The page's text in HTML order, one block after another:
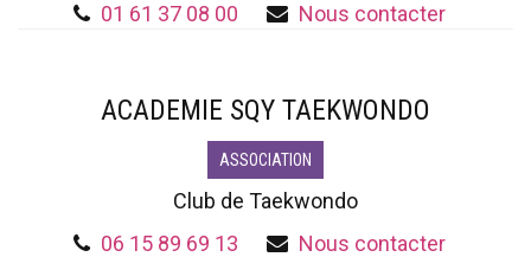
01 61 37 08 00
Nous contacter
ACADEMIE SQY TAEKWONDO
ASSOCIATION
Club de Taekwondo
06 15 89 69 13
Nous contacter